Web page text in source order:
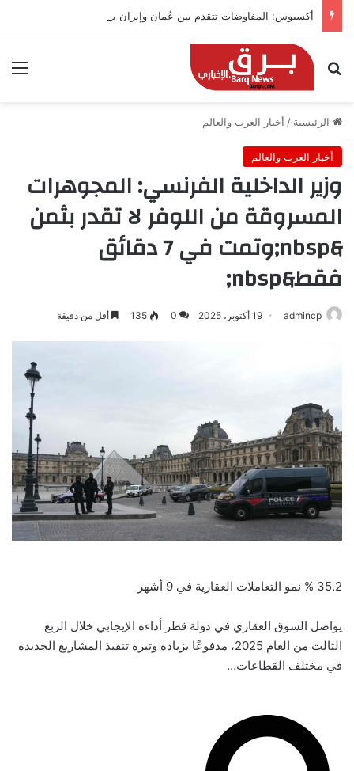
أكسيوس: المفاوضات تتقدم بين عُمان وإيران بشأن هرمز
بحث عن
الرئيسية / أخبار العرب والعالم
أخبار العرب والعالم
وزير الداخلية الفرنسي: المجوهرات
المسروقة من اللوفر لا تقدر بثمن
&nbsp;وتمت في 7 دقائق
فقط&nbsp;
admincp 19 أكتوبر، 2025 0
135 أقل من دقيقة
35.2 % نمو التعاملات العقارية في 9 أشهر
يواصل السوق العقاري في دولة قطر أداءه الإيجابي خلال الربع
الثالث من العام 2025، مدفوعًا بزيادة وتيرة تنفيذ المشاريع الجديدة
في مختلف القطاعات…